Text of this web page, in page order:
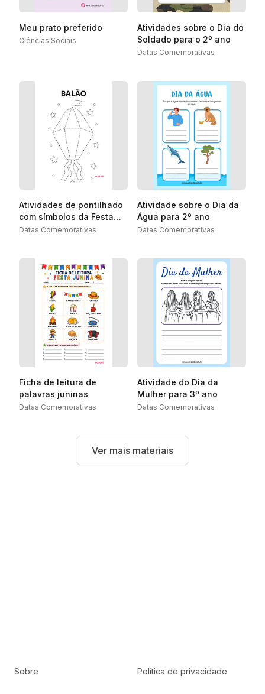
Meu prato preferido
Ciências Sociais
Atividades sobre o Dia do
Soldado para o 2º ano
Datas Comemorativas
Atividades de pontilhado
com símbolos da Festa
Junina
Datas Comemorativas
Atividade sobre o Dia da
Água para 2º ano
Datas Comemorativas
Ficha de leitura de
palavras juninas
Datas Comemorativas
Atividade do Dia da
Mulher para 3º ano
Datas Comemorativas
Ver mais materiais
Sobre Política de privacidade